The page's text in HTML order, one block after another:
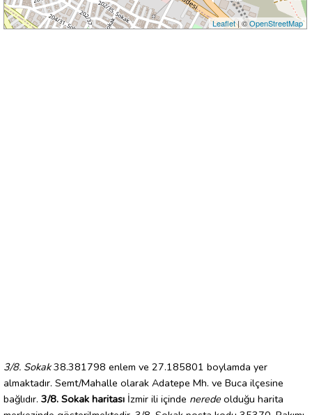
Leaflet| ©OpenStreetMap
3/8. Sokak38.381798 enlem ve 27.185801 boylamda yer
almaktadır. Semt/Mahalle olarak Adatepe Mh. ve Buca ilçesine
bağlıdır. 3/8. Sokak haritası İzmir ili içinde nerede olduğu harita